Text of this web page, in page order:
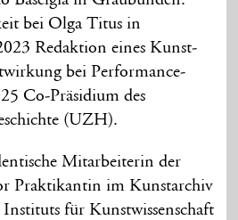
bei Olga Titus in
Redaktion eines Kunst-
bei Performance-
Co-Präsidium des
(UZH).
Mitarbeiterin der
Praktikantin im Kunstarchiv
Instituts für Kunstwissenschaft